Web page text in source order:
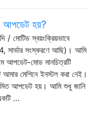
আপডেট হয়?
/ মোটিড স্বয়ংক্রিয়ভাবে
সংস্করণে আছি)। আমি
আপডেট-মোড মানচিত্রটি
আমার মেশিনে ইনস্টল করা নেই।
আপডেট হয়। আমি শুধু জানি
…